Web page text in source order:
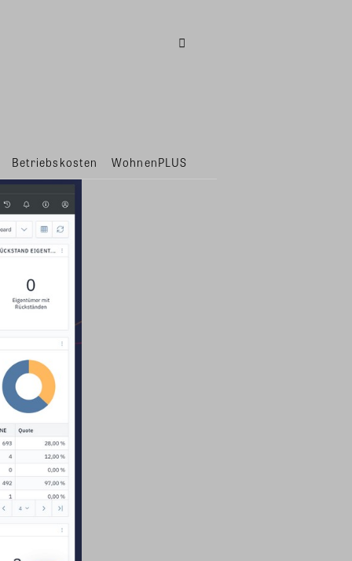
Betriebskosten WohnenPLUS